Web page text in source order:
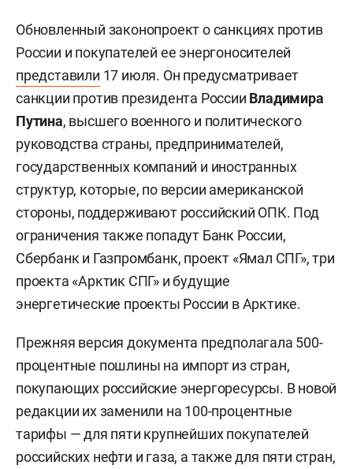
Обновленный законопроект о санкциях против
России и покупателей ее энергоносителей
представили 17 июля. Он предусматривает
санкции против президента России Владимира
Путина, высшего военного и политического
руководства страны, предпринимателей,
государственных компаний и иностранных
структур, которые, по версии американской
стороны, поддерживают российский ОПК. Под
ограничения также попадут Банк России,
Сбербанк и Газпромбанк, проект «Ямал СПГ», три
проекта «Арктик СПГ» и будущие
энергетические проекты России в Арктике.
Прежняя версия документа предполагала 500-
процентные пошлины на импорт из стран,
покупающих российские энергоресурсы. В новой
редакции их заменили на 100-процентные
тарифы — для пяти крупнейших покупателей
российских нефти и газа, а также для пяти стран,